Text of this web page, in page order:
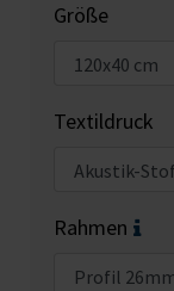
Größe
Textildruck
Rahmen